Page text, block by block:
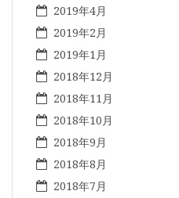
2019年4月
2019年2月
2019年1月
2018年12月
2018年11月
2018年10月
2018年9月
2018年8月
2018年7月